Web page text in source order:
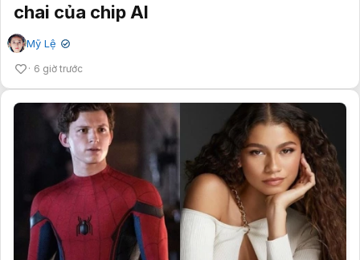
chai của chip AI
Mỹ Lệ ✔
6 giờ trước